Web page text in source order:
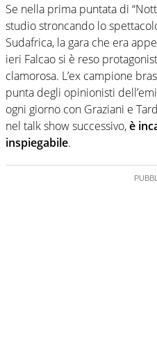
Se nella prima puntata di
studio stroncando lo
Sudafrica, la gara che era
ieri Falcao si è reso
clamorosa. L’ex campione
punta degli opinionisti
ogni giorno con Graziani e
nel talk show successivo,è
inspiegabile.